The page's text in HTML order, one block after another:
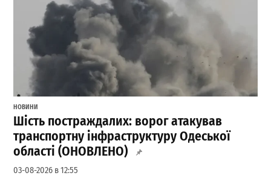
НОВИНИ
Шість постраждалих: ворог атакував
транспортну інфраструктуру Одеської
області (ОНОВЛЕНО)
03-08-2026 в 12:55